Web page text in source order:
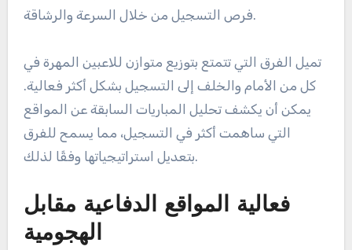
فرص التسجيل من خلال السرعة والرشاقة.
تميل الفرق التي تتمتع بتوزيع متوازن للاعبين المهرة في
كل من الأمام والخلف إلى التسجيل بشكل أكثر فعالية.
يمكن أن يكشف تحليل المباريات السابقة عن المواقع
التي ساهمت أكثر في التسجيل، مما يسمح للفرق
بتعديل استراتيجياتها وفقًا لذلك.
فعالية المواقع الدفاعية مقابل
الهجومية